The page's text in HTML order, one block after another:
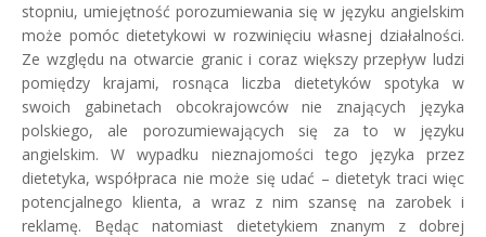
stopniu, umiejętność porozumiewania się w języku angielskim
może pomóc dietetykowi w rozwinięciu własnej działalności.
Ze względu na otwarcie granic i coraz większy przepływ ludzi
pomiędzy krajami, rosnąca liczba dietetyków spotyka w
swoich gabinetach obcokrajowców nie znających języka
polskiego, ale porozumiewających się za to w języku
angielskim. W wypadku nieznajomości tego języka przez
dietetyka, współpraca nie może się udać – dietetyk traci więc
potencjalnego klienta, a wraz z nim szansę na zarobek i
reklamę. Będąc natomiast dietetykiem znanym z dobrej